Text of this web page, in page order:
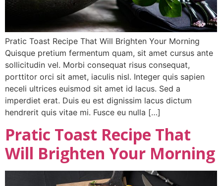
Pratic Toast Recipe That Will Brighten Your Morning
Quisque pretium fermentum quam, sit amet cursus ante
sollicitudin vel. Morbi consequat risus consequat,
porttitor orci sit amet, iaculis nisl. Integer quis sapien
neceli ultrices euismod sit amet id lacus. Sed a
imperdiet erat. Duis eu est dignissim lacus dictum
hendrerit quis vitae mi. Fusce eu nulla […]
Pratic Toast Recipe That
Will Brighten Your Morning